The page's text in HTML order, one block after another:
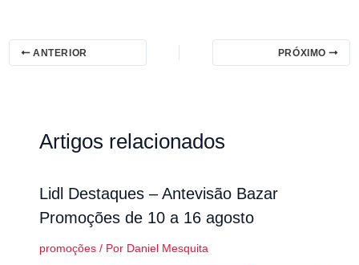
ANTERIOR PRÓXIMO
Artigos relacionados
Lidl Destaques – Antevisão Bazar
Promoções de 10 a 16 agosto
promoções/ Por Daniel Mesquita